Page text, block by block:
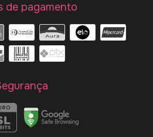
de pagamento